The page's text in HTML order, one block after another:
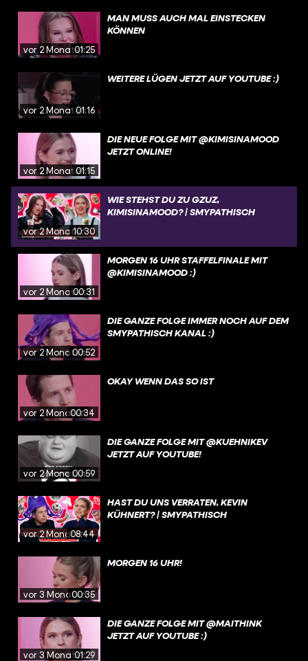
vor 2 Monaten01:25
MAN MUSS AUCH MAL EINSTECKEN
KÖNNEN
vor 2 Monaten01:16
WEITERE LÜGEN JETZT AUF YOUTUBE :)
vor 2 Monaten01:15
DIE NEUE FOLGE MIT @KIMISINAMOOD
JETZT ONLINE!
vor 2 Monaten
10:30
WIE STEHST DU ZU GZUZ,
KIMISINAMOOD? | SMYPATHISCH
vor 2 Monaten
00:31
MORGEN 16 UHR STAFFELFINALE MIT
@KIMISINAMOOD :)
vor 2 Monaten
00:52
DIE GANZE FOLGE IMMER NOCH AUF DEM
SMYPATHISCH KANAL :)
vor 2 Monaten
00:34
OKAY WENN DAS SO IST
vor 2 Monaten
00:59
DIE GANZE FOLGE MIT @KUEHNIKEV
JETZT AUF YOUTUBE!
vor 2 Monaten
08:44
HAST DU UNS VERRATEN, KEVIN
KÜHNERT? | SMYPATHISCH
vor 3 Monaten
00:35
MORGEN 16 UHR!
vor 3 Monaten
01:29
DIE GANZE FOLGE MIT @MAITHINK
JETZT AUF YOUTUBE :)